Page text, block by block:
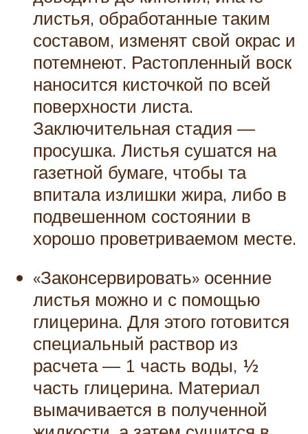
листья, обработанные таким
составом, изменят свой окрас и
потемнеют. Растопленный воск
наносится кисточкой по всей
поверхности листа.
Заключительная стадия —
просушка. Листья сушатся на
газетной бумаге, чтобы та
впитала излишки жира, либо в
подвешенном состоянии в
хорошо проветриваемом месте.
«Законсервировать» осенние
листья можно и с помощью
глицерина. Для этого готовится
специальный раствор из
расчета — 1 часть воды, ½
часть глицерина. Материал
вымачивается в полученной